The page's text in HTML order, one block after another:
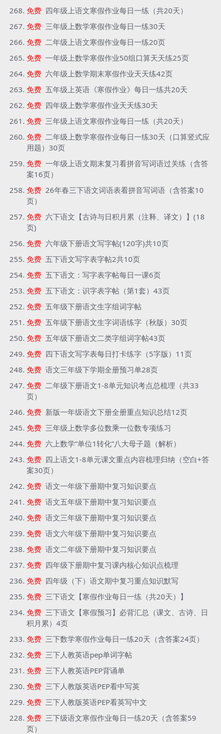
免费 四年级上语文寒假作业每日一练（共20天）
免费 三年级上数学寒假作业每日一练30天
免费 二年级上语文寒假作业每日一练20页
免费 一年级上数学寒假作业50组口算天天练25页
免费 六年级上数学期末寒假作业天天练42页
免费 五年级上英语《寒假作业》每日一练共20天
免费 四年级上数学寒假作业天天练30天
免费 三年级上语文寒假作业每日一练（共20天）
免费 二年级上数学寒假作业每日一练30天（口算竖式应
用题）30页
免费 一年级上语文期末复习看拼音写词语过关练（含答
案16页）
免费 26年春三下语文词语表看拼音写词语（含答案10
页）
免费 六下语文【古诗与日积月累（注释、译文）】(18
页)
免费 六年级下册语文写字帖(120字)共10页
免费 五下语文写字表字帖2共10页
免费 五下语文：写字表字帖每日一课6页
免费 五下语文：识字表字帖（第1套）43页
免费 五年级下册语文生字组词字帖
免费 五年级下册语文生字词语练字（秋版）30页
免费 五年级下册语文二类字组词字帖43页
免费 四下语文写字表每日打卡练字（5字版）11页
免费 语文三年级下学期全册预习单28页
免费 二年级下册语文1-8单元知识考点总梳理（共33
页）
免费 新版一年级语文下册全册重点知识总结12页
免费 三年级上数学多位数乘一位数专项练习
免费 六上数学“单位1转化”八大母子题（解析）
免费 四上语文1-8单元课文重点内容梳理归纳（空白+答
案30页）
免费 语文一年级下册期中复习知识要点
免费 语文五年级下册期中复习知识要点
免费 语文三年级下册期中复习知识要点
免费 语文六年级下册期中复习知识要点
免费 语文二年级下册期中复习知识要点
免费 四年级下册期中复习课内核心知识点梳理
免费 四年级（下）语文期中复习重点知识默写
免费 三下语文【寒假作业每日一练（共20天）】
免费 三下语文【寒假预习】必背汇总（课文、古诗、日
积月累）4页
免费 三下数学寒假作业每日一练20天（含答案24页）
免费 三下人教英语pep单词字帖
免费 三下人教英语PEP背诵单
免费 三下人教版英语PEP看中写英
免费 三下人教版英语PEP看英写中文
免费 三下级语文寒假作业每日一练20天（含答案59
页）